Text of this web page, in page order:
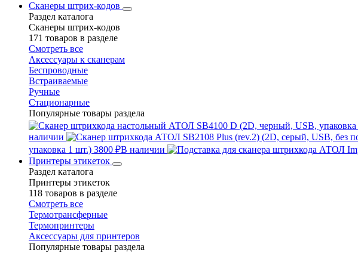
Сканеры штрих-кодов
Раздел каталога
Сканеры штрих-кодов
171 товаров в разделе
Смотреть все
Аксессуары к сканерам
Беспроводные
Встраиваемые
Ручные
Стационарные
Популярные товары раздела
наличии
упаковка 1 шт.) 3800 ₽В наличии
Принтеры этикеток
Раздел каталога
Принтеры этикеток
118 товаров в разделе
Смотреть все
Термотрансферные
Термопринтеры
Аксессуары для принтеров
Популярные товары раздела